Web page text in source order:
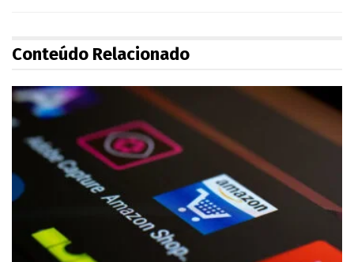
Conteúdo Relacionado